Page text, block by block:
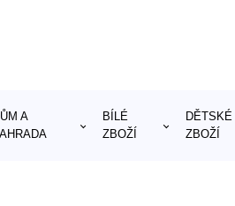
A
BÍLÉ
ZBOŽÍ
DĚTSKÉ
ZBOŽÍ